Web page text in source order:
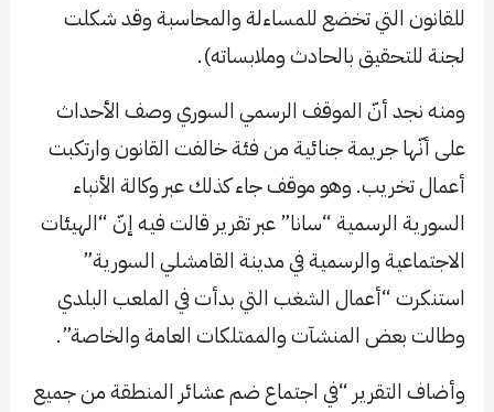
للقانون التي تخضع للمساءلة والمحاسبة وقد شكلت
لجنة للتحقيق بالحادث وملابساته).
ومنه نجد أنّ الموقف الرسمي السوري وصف الأحداث
على أنّها جريمة جنائية من فئة خالفت القانون وارتكبت
أعمال تخريب. وهو موقف جاء كذلك عبر وكالة الأنباء
السورية الرسمية “سانا” عبر تقرير قالت فيه إنّ “الهيئات
الاجتماعية والرسمية في مدينة القامشلي السورية”
استنكرت “أعمال الشغب التي بدأت في الملعب البلدي
وطالت بعض المنشآت والممتلكات العامة والخاصة”.
وأضاف التقرير “في اجتماع ضم عشائر المنطقة من جميع